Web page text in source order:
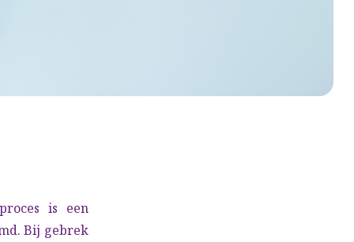
is een
Bij gebrek